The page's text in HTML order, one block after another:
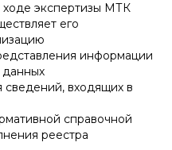
ходе экспертизы МТК
его
информации
данных
сведений, входящих в
справочной
реестра
а
и
для